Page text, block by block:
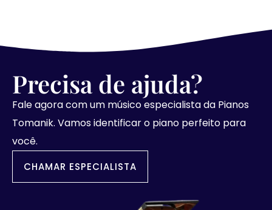
Precisa de ajuda?
Fale agora com um músico especialista da Pianos
Tomanik. Vamos identificar o piano perfeito para
você.
CHAMAR ESPECIALISTA